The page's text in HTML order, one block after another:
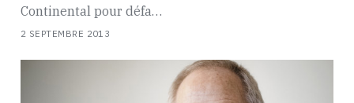
Continental pour défa…
2 SEPTEMBRE 2013